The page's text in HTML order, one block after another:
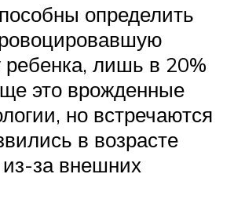
определить
ребенка, лишь в 20%
это врожденные
но встречаются
в возрасте
за внешних